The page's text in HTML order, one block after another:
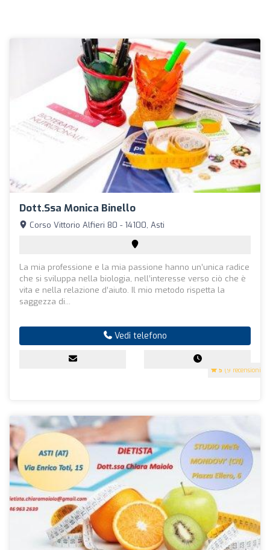
Dott.ssa Monica Binello
5 (9 recensioni)
Corso Vittorio Alfieri 80 - 14100, Asti
La mia professione e la mia passione hanno un’unica radice
che si sviluppa nella biologia, nell’interesse verso ciò che è
vita e nella relazione d’aiuto. Il mio metodo rispetta la
saggezza di...
Vedi telefono